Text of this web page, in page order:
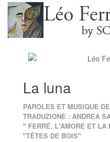
La luna
PAROLES ET MUSIQUE
TRADUZIONE : ANDREA
" FERRÉ, L'AMORE ET LA
"TÊTES DE BOIS"